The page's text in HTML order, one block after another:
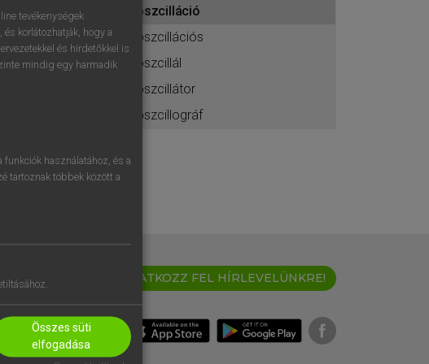
elindításához
belépek.
oszcilláció
oszcillációs
oszcillál
oszcillátor
oszcillográf
IRATKOZZ FEL HÍRLEVELÜNKRE!
tevékenységek
korlátozhatják, hogy a
és hirdetőkkel is
mindig egy harmadik
használatához, és a
tartoznak többek között a
Összes süti
elfogadása